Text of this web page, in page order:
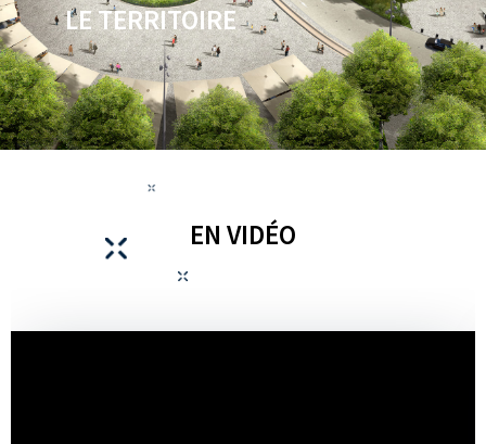
LE TERRITOIRE
EN VIDÉO